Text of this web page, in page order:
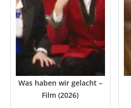
Was haben wir gelacht –
Film (2026)